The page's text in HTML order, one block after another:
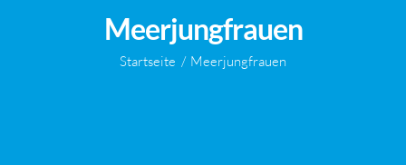
Meerjungfrauen
Startseite Meerjungfrauen